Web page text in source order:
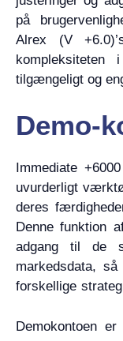
på
Alrex (V
kompleksiteten
tilgængeligt og
Demo-
Immediate
uvurderligt
deres
Denne funktion
adgang til de
markedsdata,
forskellige
Demokontoen